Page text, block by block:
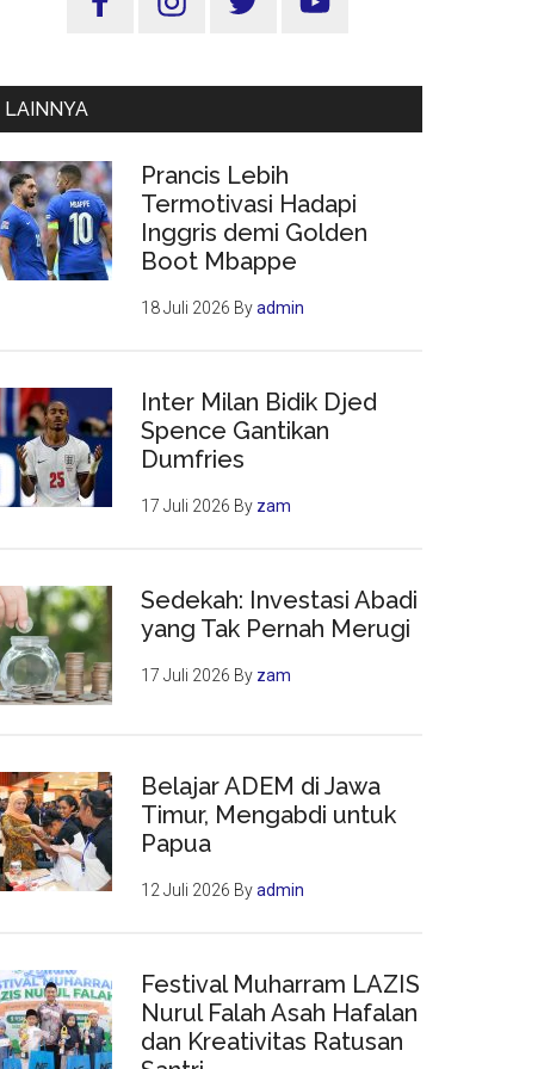
Utama
LAINNYA
Prancis Lebih
Termotivasi Hadapi
Inggris demi Golden
Boot Mbappe
18 Juli 2026 Byadmin
Inter Milan Bidik Djed
Spence Gantikan
Dumfries
17 Juli 2026 By zam
Sedekah: Investasi Abadi
yang Tak Pernah Merugi
17 Juli 2026 By zam
Belajar ADEM di Jawa
Timur, Mengabdi untuk
Papua
12 Juli 2026 Byadmin
Festival Muharram LAZIS
Nurul Falah Asah Hafalan
dan Kreativitas Ratusan